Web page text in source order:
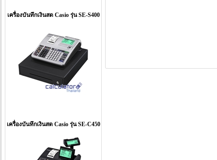
เครื่องบันทึกเงินสด Casio รุ่น SE-S400
เครื่องบันทึกเงินสด Casio รุ่น SE-C450